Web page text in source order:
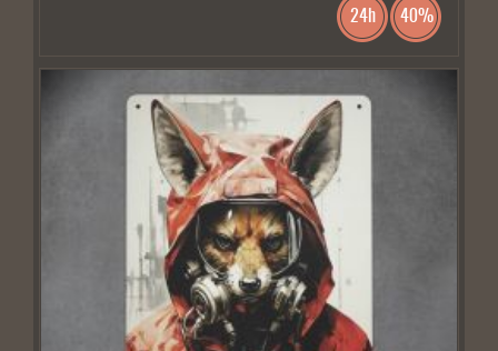
24h 40%